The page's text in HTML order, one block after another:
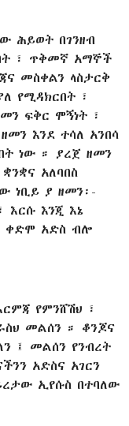
ሕይወት በገንዘብ
፣ ጥቅመኛ አማኞች
መስቀልን ላስታርቅ
የሚዳክርበት ፣
ፍቅር ሞኝነት ፣
እንደ ተሳለ አንበሳ
ነው ። ያረጀ ዘመን
አለባበስ
ነቢይ ያ ዘመን፡-
እንጂ እኔ
ቀድሞ አድስ ብሎ
የምንሸሽህ ፣
መልሰን ። ቆንጆና
፤ መልሰን የንብረት
አድስና አገርን
ኢየሱስ በተባለው